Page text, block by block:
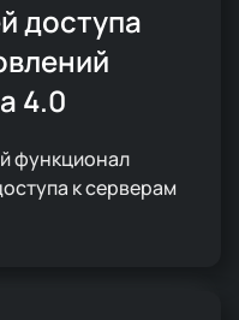
доступа
4.0
функционал
к серверам